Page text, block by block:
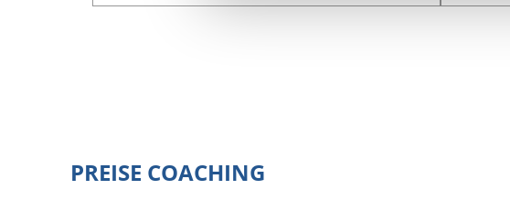
PREISE COACHING